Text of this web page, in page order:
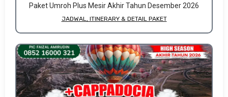
Paket Umroh Plus Mesir Akhir Tahun Desember 2026
JADWAL, ITINERARY & DETAIL PAKET